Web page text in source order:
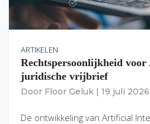
ARTIKELEN
Rechtspersoonlijkheid
juridische vrijbrief
Door Floor Geluk 19 juli 2026
De ontwikkeling van Artificial